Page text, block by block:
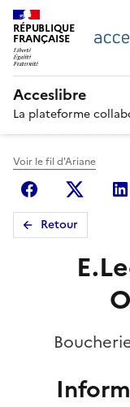
RÉPUBLIQUE
FRANÇAISE
Acceslibre
La plateforme
Voir le fil d'Ariane
FacebookX
Retour